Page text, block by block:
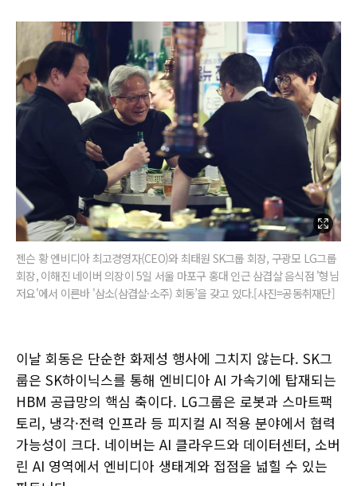
젠슨 황 엔비디아 최고경영자(CEO)와 최태원 SK그룹 회장, 구광모 LG그룹
회장, 이해진 네이버 의장이 5일 서울 마포구 홍대 인근 삼겹살 음식점 '형님
저요'에서 이른바 '삼소(삼겹살·소주) 회동’을 갖고 있다.[사진=공동취재단]
이날 회동은 단순한 화제성 행사에 그치지 않는다. SK그
룹은 SK하이닉스를 통해 엔비디아 AI 가속기에 탑재되는
HBM 공급망의 핵심 축이다. LG그룹은 로봇과 스마트팩
토리, 냉각·전력 인프라 등 피지컬 AI 적용 분야에서 협력
가능성이 크다. 네이버는 AI 클라우드와 데이터센터, 소버
린 AI 영역에서 엔비디아 생태계와 접점을 넓힐 수 있는